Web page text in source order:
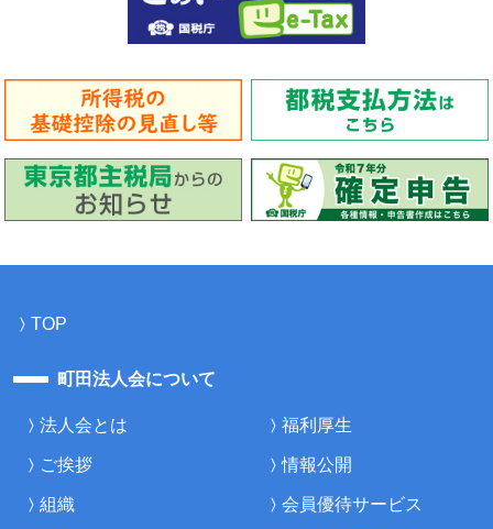
TOP
町田法人会について
法人会とは
ご挨拶
組織
福利厚生
情報公開
会員優待サービス